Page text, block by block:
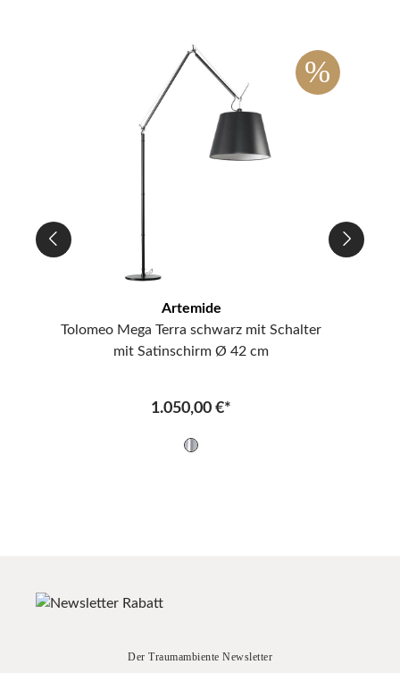
%
Artemide
Tolomeo Mega Terra schwarz mit Schalter
mit Satinschirm Ø 42 cm
1.050,00 €*
Der Traumambiente Newsletter